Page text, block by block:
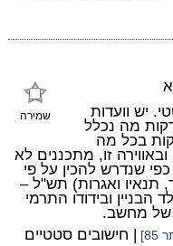
שמירה
יש וועדות
מה נכלל
בכל מה
זו, מתכננים לא
שנדרש להכין על פי
תנאיו ואגרות) תש"ל –
הבניין ובידודו התרמי
של מחשב.
| חישובים סטטיים